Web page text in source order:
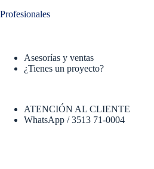
Profesionales
Asesorías y ventas
¿Tienes un proyecto?
ATENCIÓN AL CLIENTE
WhatsApp / 3513 71-0004